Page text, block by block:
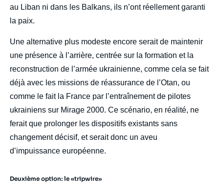
au Liban ni dans les Balkans, ils n’ont réellement garanti
la paix.
Une alternative plus modeste encore serait de maintenir
une présence à l’arrière, centrée sur la formation et la
reconstruction de l’armée ukrainienne, comme cela se fait
déjà avec les missions de réassurance de l’Otan, ou
comme le fait la France par l’entraînement de pilotes
ukrainiens sur Mirage 2000. Ce scénario, en réalité, ne
ferait que prolonger les dispositifs existants sans
changement décisif, et serait donc un aveu
d’impuissance européenne.
Deuxième option: le «tripwire»